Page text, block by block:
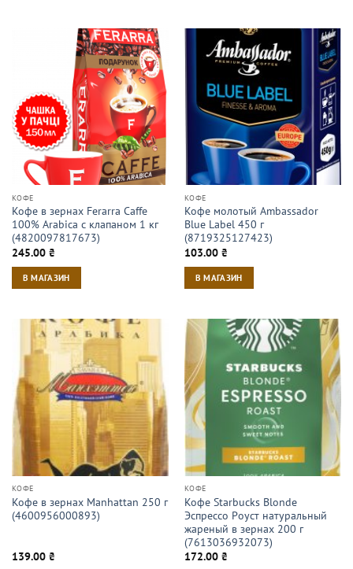
КОФЕ
Кофе в зернах Ferarra Caffe
100% Arabica с клапаном 1 кг
(4820097817673)
245.00 ₴
В МАГАЗИН
КОФЕ
Кофе молотый Ambassador
Blue Label 450 г
(8719325127423)
103.00 ₴
В МАГАЗИН
КОФЕ
Кофе в зернах Manhattan 250 г
(4600956000893)
139.00 ₴
КОФЕ
Кофе Starbucks Blonde
Эспрессо Роуст натуральный
жареный в зернах 200 г
(7613036932073)
172.00 ₴